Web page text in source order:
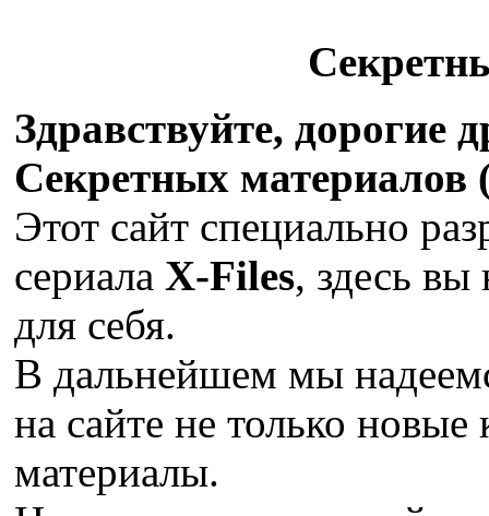
Здравствуйте, дорогие
Секретных материалов
Этот сайт специально
сериала X-Files, здесь вы
для себя.
В дальнейшем мы
на сайте не только
материалы.